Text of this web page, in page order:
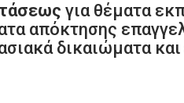
για θέματα
απόκτησης
δικαιώματα